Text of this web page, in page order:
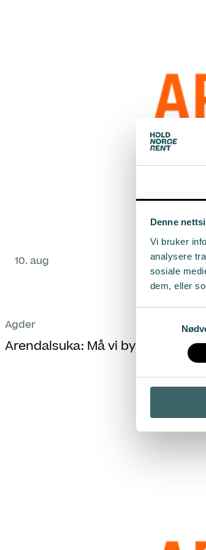
Denne
Vi bruker
analysere
sosiale
dem, eller
10. aug
Agder
Arendalsuka: Må vi bygge